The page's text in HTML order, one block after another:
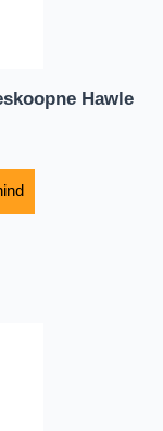
Hawle